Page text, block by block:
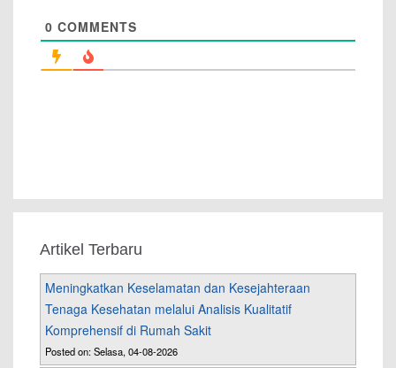
0 COMMENTS
Artikel Terbaru
Meningkatkan Keselamatan dan Kesejahteraan
Tenaga Kesehatan melalui Analisis Kualitatif
Komprehensif di Rumah Sakit
Posted on: Selasa, 04-08-2026